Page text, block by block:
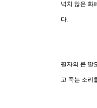
넉치 않은 화
다.
필자의 큰 딸
고 죽는 소리